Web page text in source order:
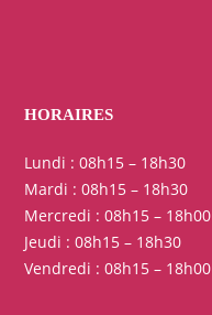
HORAIRES
Lundi : 08h15 – 18h30
Mardi : 08h15 – 18h30
Mercredi : 08h15 – 18h00
Jeudi : 08h15 – 18h30
Vendredi : 08h15 – 18h00